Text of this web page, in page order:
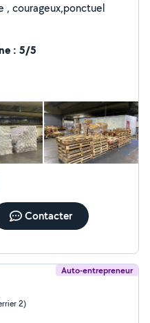
, courageux,ponctuel
: 5/5
Contacter
Auto-entrepreneur
2)